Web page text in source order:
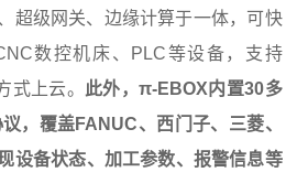
超级网关、边缘计算于一体，可快
数控机床、PLC等设备，支持
式上云。
此外，π-EBOX内置30多
，覆盖FANUC、西门子、三菱、
设备状态、加工参数、报警信息等